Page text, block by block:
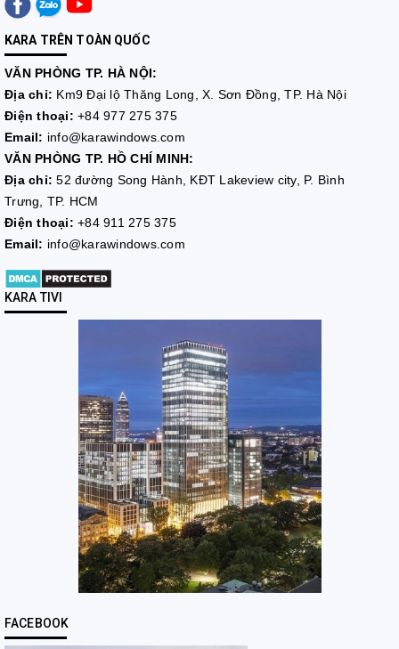
KARA TRÊN TOÀN QUỐC
VĂN PHÒNG TP. HÀ NỘI:
Địa chỉ: Km9 Đại lộ Thăng Long, X. Sơn Đồng, TP. Hà Nội
Điện thoại: +84 977 275 375
Email: info@karawindows.com
VĂN PHÒNG TP. HỒ CHÍ MINH:
Địa chỉ:52 đường Song Hành, KĐT Lakeview city, P. Bình
Trưng, TP. HCM
Điện thoại: +84 911 275 375
Email: info@karawindows.com
KARA TIVI
FACEBOOK